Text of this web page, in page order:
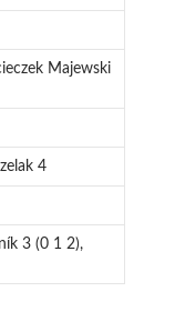
Majewski
4
3 (0 1 2),